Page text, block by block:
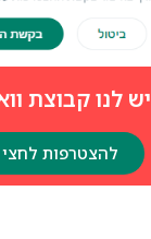
יש לנו קבוצת
להצטרפות לחצי